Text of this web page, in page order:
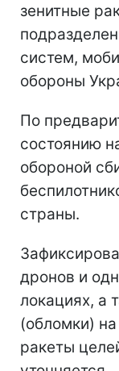
зенитные
систем,
обороны
По
состоянию
обороной
страны.
дронов и
локациях, а
(обломки)
ракеты